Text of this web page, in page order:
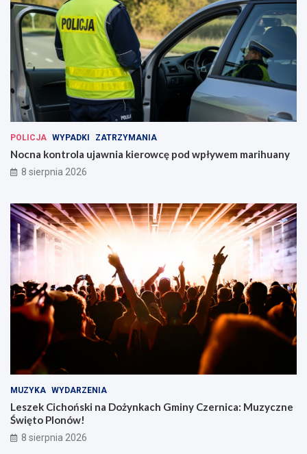
POLICJA WYPADKI ZATRZYMANIA
Nocna kontrola ujawnia kierowcę pod wpływem marihuany
8 sierpnia 2026
MUZYKA WYDARZENIA
Leszek Cichoński na Dożynkach Gminy Czernica: Muzyczne
Święto Plonów!
8 sierpnia 2026